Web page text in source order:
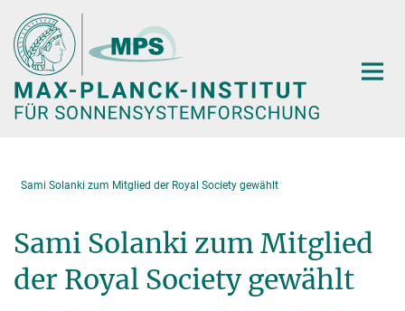
Hauptinhalt
Sami Solanki zum Mitglied der Royal Society gewählt
Sami Solanki zum Mitglied
der Royal Society gewählt